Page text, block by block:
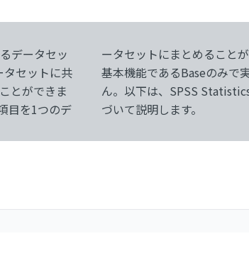
データセッ
タセットに共
とができま
目を1つのデ
は、SPSSの
要ありませ
v29.02に基
づいて説明します。